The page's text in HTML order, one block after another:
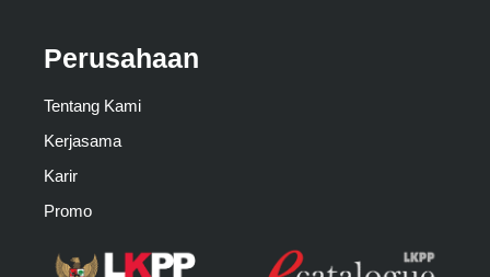
Perusahaan
Tentang Kami
Kerjasama
Karir
Promo